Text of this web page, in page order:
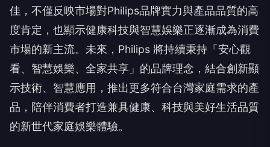
佳，不僅反映市場對Philips品牌實力與產品品質的高
度肯定，也顯示健康科技與智慧娛樂正逐漸成為消費
市場的新主流。未來，Philips 將持續秉持「安心觀
看、智慧娛樂、全家共享」的品牌理念，結合創新顯
示技術、智慧應用，推出更多符合台灣家庭需求的產
品，陪伴消費者打造兼具健康、科技與美好生活品質
的新世代家庭娛樂體驗。